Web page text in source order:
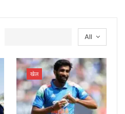
All
खेल